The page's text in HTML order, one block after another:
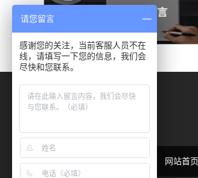
网站首页
请您留言
感谢您的关注，当前客服人员不在
线，请填写一下您的信息，我们会
尽快和您联系。